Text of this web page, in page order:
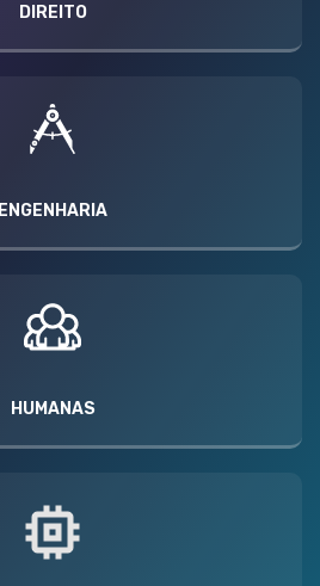
DIREITO
ENGENHARIA
HUMANAS